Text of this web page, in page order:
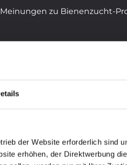
der Website erforderlich sind
erhöhen, der Direktwerbung
zu Bienenzucht-